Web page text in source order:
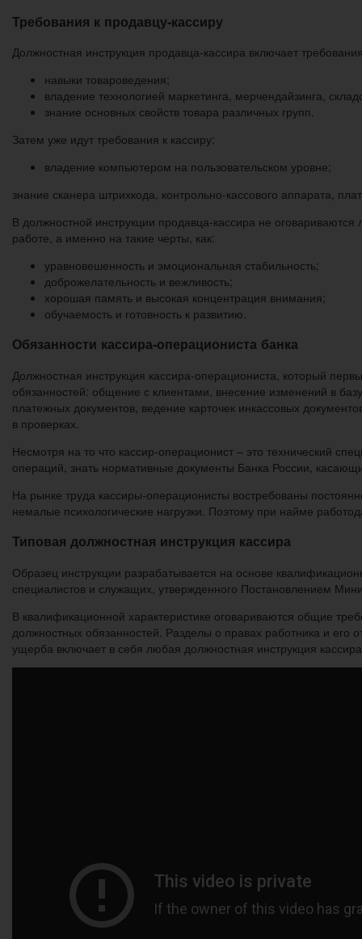
Требования к продавцу-кассиру
Должностная инструкция продавца-кассира включает
навыки товароведения;
владение технологией маркетинга, мерчендайзинга,
знание основных свойств товара различных групп.
Затем уже идут требования к кассиру:
владение компьютером на пользовательском уровне;
знание сканера штрихкода, контрольно-кассового аппарата,
В должностной инструкции продавца-кассира не
работе, а именно на такие черты, как:
уравновешенность и эмоциональная стабильность;
доброжелательность и вежливость;
хорошая память и высокая концентрация внимания;
обучаемость и готовность к развитию.
Обязанности кассира-операциониста банка
Должностная инструкция кассира-операциониста, который
обязанностей: общение с клиентами, внесение изменений в
платежных документов, ведение карточек инкассовых
в проверках.
Несмотря на то что кассир-операционист – это технический
операций, знать нормативные документы Банка России,
На рынке труда кассиры-операционисты востребованы
немалые психологические нагрузки. Поэтому при найме
Типовая должностная инструкция кассира
Образец инструкции разрабатывается на основе
специалистов и служащих, утвержденного Постановлением
В квалификационной характеристике оговариваются общие
должностных обязанностей. Разделы о правах работника и
ущерба включает в себя любая должностная инструкция